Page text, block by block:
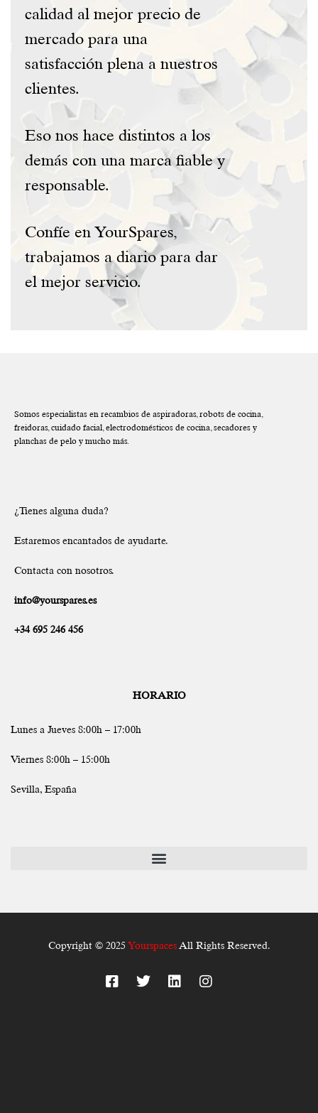
calidad al mejor precio de
mercado para una
satisfacción plena a nuestros
clientes.
Eso nos hace distintos a los
demás con una marca fiable y
responsable.
Confíe en YourSpares,
trabajamos a diario para dar
el mejor servicio.
Somos especialistas en recambios de aspiradoras, robots de cocina,
freidoras, cuidado facial, electrodomésticos de cocina, secadores y
planchas de pelo y mucho más.
¿Tienes alguna duda?
Estaremos encantados de ayudarte.
Contacta con nosotros.
info@yourspares.es
+34 695 246 456
HORARIO
Lunes a Jueves 8:00h – 17:00h
Viernes 8:00h – 15:00h
Sevilla, España
Copyright © 2025 Yourspaces All Rights Reserved.